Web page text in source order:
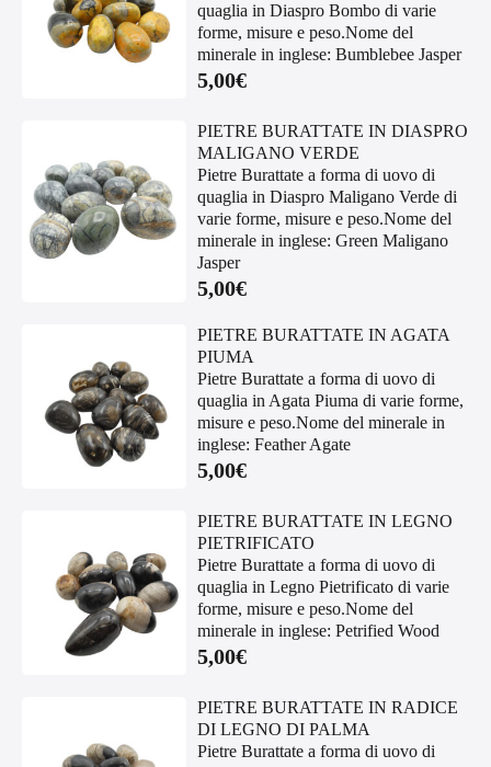
quaglia in Diaspro Bombo di varie
forme, misure e peso.Nome del
minerale in inglese: Bumblebee Jasper
5,00€
PIETRE BURATTATE IN DIASPRO
MALIGANO VERDE
Pietre Burattate a forma di uovo di
quaglia in Diaspro Maligano Verde di
varie forme, misure e peso.Nome del
minerale in inglese: Green Maligano
Jasper
5,00€
PIETRE BURATTATE IN AGATA
PIUMA
Pietre Burattate a forma di uovo di
quaglia in Agata Piuma di varie forme,
misure e peso.Nome del minerale in
inglese: Feather Agate
5,00€
PIETRE BURATTATE IN LEGNO
PIETRIFICATO
Pietre Burattate a forma di uovo di
quaglia in Legno Pietrificato di varie
forme, misure e peso.Nome del
minerale in inglese: Petrified Wood
5,00€
PIETRE BURATTATE IN RADICE
DI LEGNO DI PALMA
Pietre Burattate a forma di uovo di